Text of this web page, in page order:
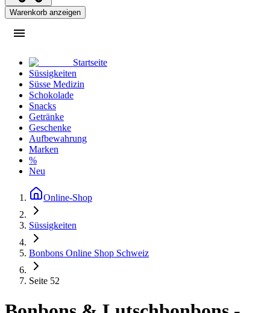
Warenkorb anzeigen
Startseite
Süssigkeiten
Süsse Medizin
Schokolade
Snacks
Getränke
Geschenke
Aufbewahrung
Marken
%
Neu
Online-Shop
Süssigkeiten
Bonbons Online Shop Schweiz
Seite 52